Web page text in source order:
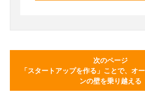
次のページ
「スタートアップを作る」ことで、オ
ンの壁を乗り越える